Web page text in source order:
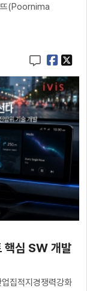
(Poornima
핵심 SW 개발
집적지경쟁력강화